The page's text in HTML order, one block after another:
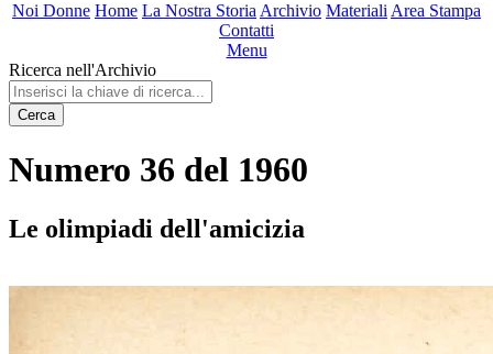
Noi Donne Home La Nostra Storia Archivio Materiali Area Stampa
Contatti
Menu
Ricerca nell'Archivio
Cerca
Numero 36 del 1960
Le olimpiadi dell'amicizia